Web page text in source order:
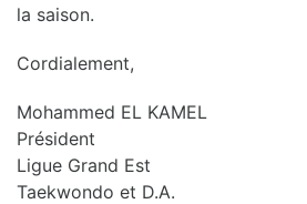
la saison.
Cordialement,
Mohammed EL KAMEL
Président
Ligue Grand Est
Taekwondo et D.A.